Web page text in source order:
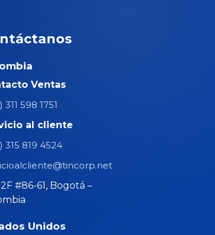
Ventas
311 598 1751
al cliente
315 819 4524
#86-61, Bogotá –
Unidos